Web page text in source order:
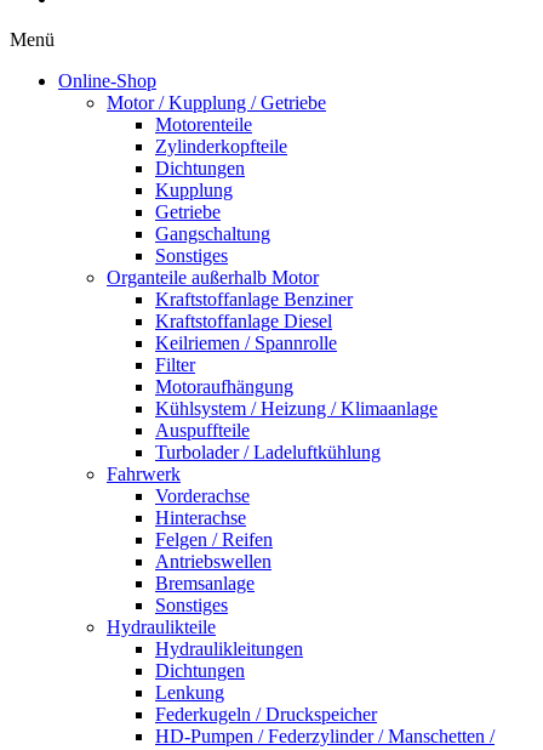
Menü
Online-Shop
Motor / Kupplung / Getriebe
Motorenteile
Zylinderkopfteile
Dichtungen
Kupplung
Getriebe
Gangschaltung
Sonstiges
Organteile außerhalb Motor
Kraftstoffanlage Benziner
Kraftstoffanlage Diesel
Keilriemen / Spannrolle
Filter
Motoraufhängung
Kühlsystem / Heizung / Klimaanlage
Auspuffteile
Turbolader / Ladeluftkühlung
Fahrwerk
Vorderachse
Hinterachse
Felgen / Reifen
Antriebswellen
Bremsanlage
Sonstiges
Hydraulikteile
Hydraulikleitungen
Dichtungen
Lenkung
Federkugeln / Druckspeicher
HD-Pumpen / Federzylinder / Manschetten /